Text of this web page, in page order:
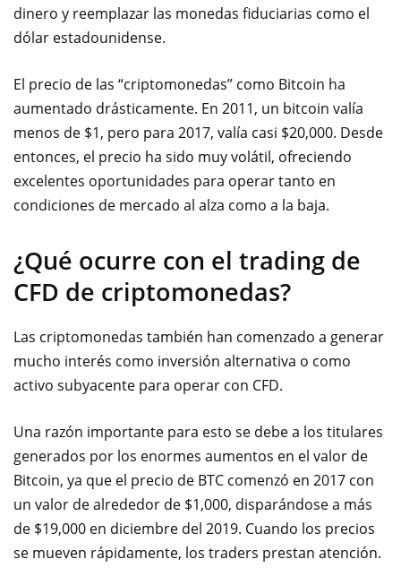
dinero y reemplazar las monedas fiduciarias como el
dólar estadounidense.
El precio de las “criptomonedas” como Bitcoin ha
aumentado drásticamente. En 2011, un bitcoin valía
menos de $1, pero para 2017, valía casi $20,000. Desde
entonces, el precio ha sido muy volátil, ofreciendo
excelentes oportunidades para operar tanto en
condiciones de mercado al alza como a la baja.
¿Qué ocurre con el trading de
CFD de criptomonedas?
Las criptomonedas también han comenzado a generar
mucho interés como inversión alternativa o como
activo subyacente para operar con CFD.
Una razón importante para esto se debe a los titulares
generados por los enormes aumentos en el valor de
Bitcoin, ya que el precio de BTC comenzó en 2017 con
un valor de alrededor de $1,000, disparándose a más
de $19,000 en diciembre del 2019. Cuando los precios
se mueven rápidamente, los traders prestan atención.